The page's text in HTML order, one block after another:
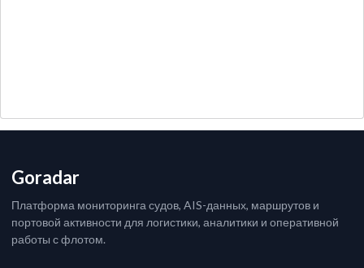
Goradar
Платформа мониторинга судов, AIS-данных, маршрутов и
портовой активности для логистики, аналитики и оперативной
работы с флотом.